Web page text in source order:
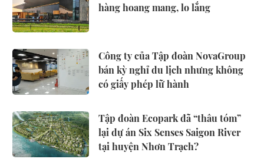
hàng hoang mang, lo lắng
Công ty của Tập đoàn NovaGroup
bán kỳ nghỉ du lịch nhưng không
có giấy phép lữ hành
Tập đoàn Ecopark đã “thâu tóm”
lại dự án Six Senses Saigon River
tại huyện Nhơn Trạch?